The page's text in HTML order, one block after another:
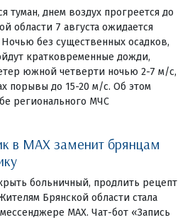
туман, днем воздух прогреется до
области 7 августа ожидается
Ночью без существенных осадков,
кратковременные дожди,
южной четверти ночью 2-7 м/с,
порывы до 15-20 м/с. Об этом
регионального МЧС
в MAX заменит брянцам
больничный, продлить рецепт
Брянской области стала
MAX. Чат-бот «Запись